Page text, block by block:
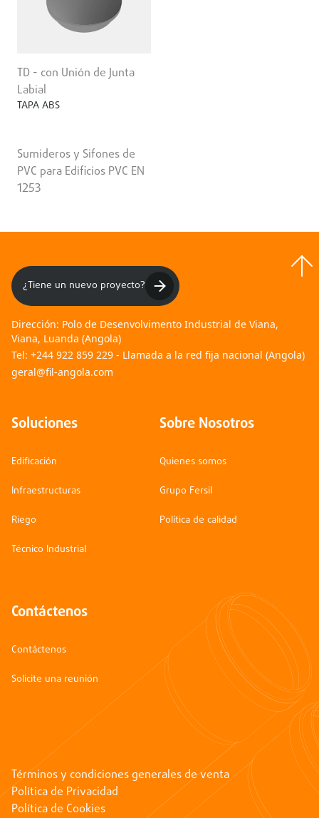
TD - con Unión de Junta
Labial
TAPA ABS
Sumideros y Sifones de
PVC para Edificios PVC EN
1253
¿Tiene un nuevo proyecto?
Dirección: Polo de Desenvolvimento Industrial de Viana,
Viana, Luanda (Angola)
Tel: +244 922 859 229 - Llamada a la red fija nacional (Angola)
geral@fil-angola.com
Soluciones
Edificación
Infraestructuras
Riego
Técnico Industrial
Sobre Nosotros
Quienes somos
Grupo Fersil
Política de calidad
Contáctenos
Contáctenos
Solicite una reunión
Términos y condiciones generales de venta
Política de Privacidad
Política de Cookies